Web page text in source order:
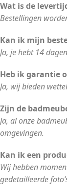
Wat is de
Bestellingen
Kan ik mijn
Ja, je hebt 14
Heb ik garantie
Ja, wij bieden
Zijn de
Ja, al onze
omgevingen.
Kan ik een
Wij hebben
gedetailleerde